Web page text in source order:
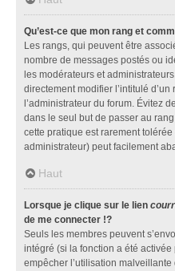
Qu’est-ce que mon rang et
Les rangs, qui peuvent être
nombre de messages postés ou
les modérateurs et
directement modifier l’intitulé
l’administrateur du forum. Évitez
dans le seul but de passer au
cette pratique est rarement
administrateur) peut facilement
Haut
Lorsque je clique sur le lien
de me connecter !?
Seuls les membres peuvent
intégré (si la fonction a été
empêcher l’utilisation